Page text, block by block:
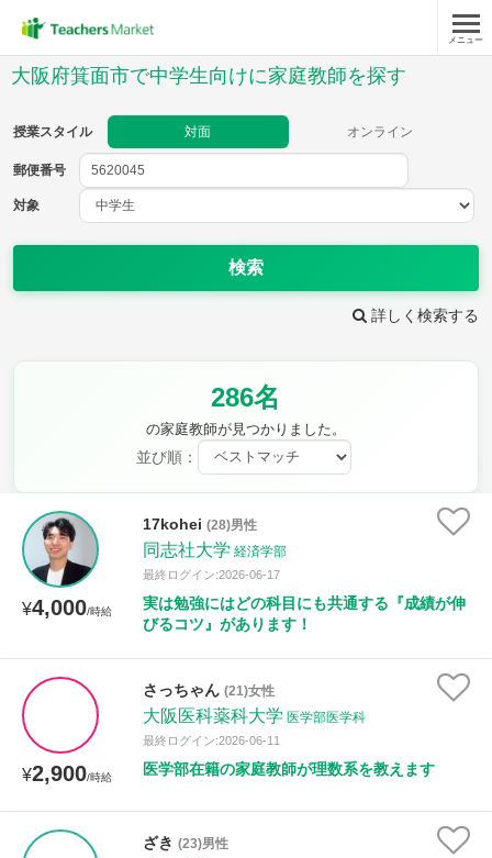
メニュー
大阪府箕面市で中学生向けに家庭教師を探す
授業スタイル 対面 オンライン
郵便番号
対象
検索
詳しく検索する
286名
の家庭教師が見つかりました。
並び順：
¥4,000/時給
17kohei (28)男性
同志社大学 経済学部
最終ログイン:2026-06-17
実は勉強にはどの科目にも共通する『成績が伸
びるコツ』があります！
¥2,900/時給
さっちゃん (21)女性
大阪医科薬科大学 医学部医学科
最終ログイン:2026-06-11
医学部在籍の家庭教師が理数系を教えます
ざき (23)男性
郵便番号
教科
現代文 古典
公民 芸術 音楽 保健体育
時給：¥1,000 ～ ¥10,000
月曜日 火曜日 水曜日
土曜日 日曜日